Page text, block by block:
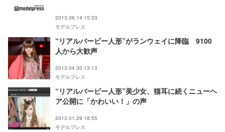
2013.06.14 15:53
モデルプレス
“リアルバービー人形”がランウェイに降臨 9100
人から大歓声
2013.04.30 13:13
モデルプレス
“リアルバービー人形”美少女、猫耳に続くニューヘ
ア公開に「かわいい！」の声
2013.01.29 18:55
モデルプレス